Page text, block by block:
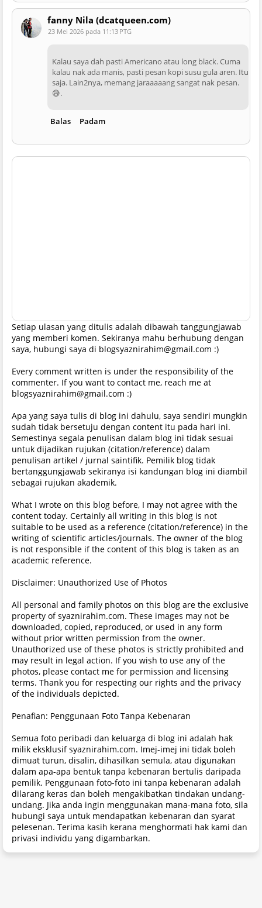
fanny Nila (dcatqueen.com)
23 Mei 2026 pada 11:13 PTG
Kalau saya dah pasti Americano atau long black. Cuma
kalau nak ada manis, pasti pesan kopi susu gula aren. Itu
saja. Lain2nya, memang jaraaaaang sangat nak pesan.
😅.
Balas Padam
Setiap ulasan yang ditulis adalah dibawah tanggungjawab
yang memberi komen. Sekiranya mahu berhubung dengan
saya, hubungi saya di blogsyaznirahim@gmail.com :)
Every comment written is under the responsibility of the
commenter. If you want to contact me, reach me at
blogsyaznirahim@gmail.com :)
Apa yang saya tulis di blog ini dahulu, saya sendiri mungkin
sudah tidak bersetuju dengan content itu pada hari ini.
Semestinya segala penulisan dalam blog ini tidak sesuai
untuk dijadikan rujukan (citation/reference) dalam
penulisan artikel / jurnal saintifik. Pemilik blog tidak
bertanggungjawab sekiranya isi kandungan blog ini diambil
sebagai rujukan akademik.
What I wrote on this blog before, I may not agree with the
content today. Certainly all writing in this blog is not
suitable to be used as a reference (citation/reference) in the
writing of scientific articles/journals. The owner of the blog
is not responsible if the content of this blog is taken as an
academic reference.
Disclaimer: Unauthorized Use of Photos
All personal and family photos on this blog are the exclusive
property of syaznirahim.com. These images may not be
downloaded, copied, reproduced, or used in any form
without prior written permission from the owner.
Unauthorized use of these photos is strictly prohibited and
may result in legal action. If you wish to use any of the
photos, please contact me for permission and licensing
terms. Thank you for respecting our rights and the privacy
of the individuals depicted.
Penafian: Penggunaan Foto Tanpa Kebenaran
Semua foto peribadi dan keluarga di blog ini adalah hak
milik eksklusif syaznirahim.com. Imej-imej ini tidak boleh
dimuat turun, disalin, dihasilkan semula, atau digunakan
dalam apa-apa bentuk tanpa kebenaran bertulis daripada
pemilik. Penggunaan foto-foto ini tanpa kebenaran adalah
dilarang keras dan boleh mengakibatkan tindakan undang-
undang. Jika anda ingin menggunakan mana-mana foto, sila
hubungi saya untuk mendapatkan kebenaran dan syarat
pelesenan. Terima kasih kerana menghormati hak kami dan
privasi individu yang digambarkan.